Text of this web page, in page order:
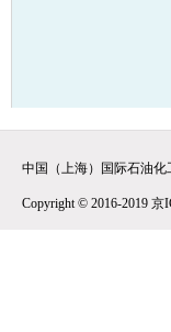
中国（上海）国际石油
Copyright © 2016-2019